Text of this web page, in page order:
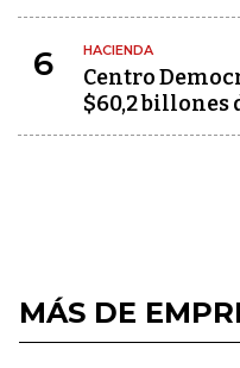
6 HACIENDA
Centro
$60,2 billones
MÁS DE